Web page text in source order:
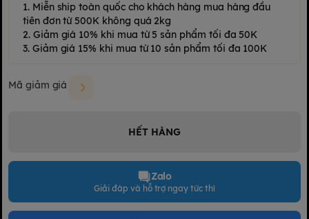
1. Miễn ship toàn quốc cho khách hàng mua hàng đầu
tiên đơn từ 500K không quá 2kg
2. Giảm giá 10% khi mua từ 5 sản phẩm tối đa 50K
3. Giảm giá 15% khi mua từ 10 sản phẩm tối đa 100K
Mã giảm giá
HẾT HÀNG
Zalo
Giải đáp và hỗ trợ ngay tức thì